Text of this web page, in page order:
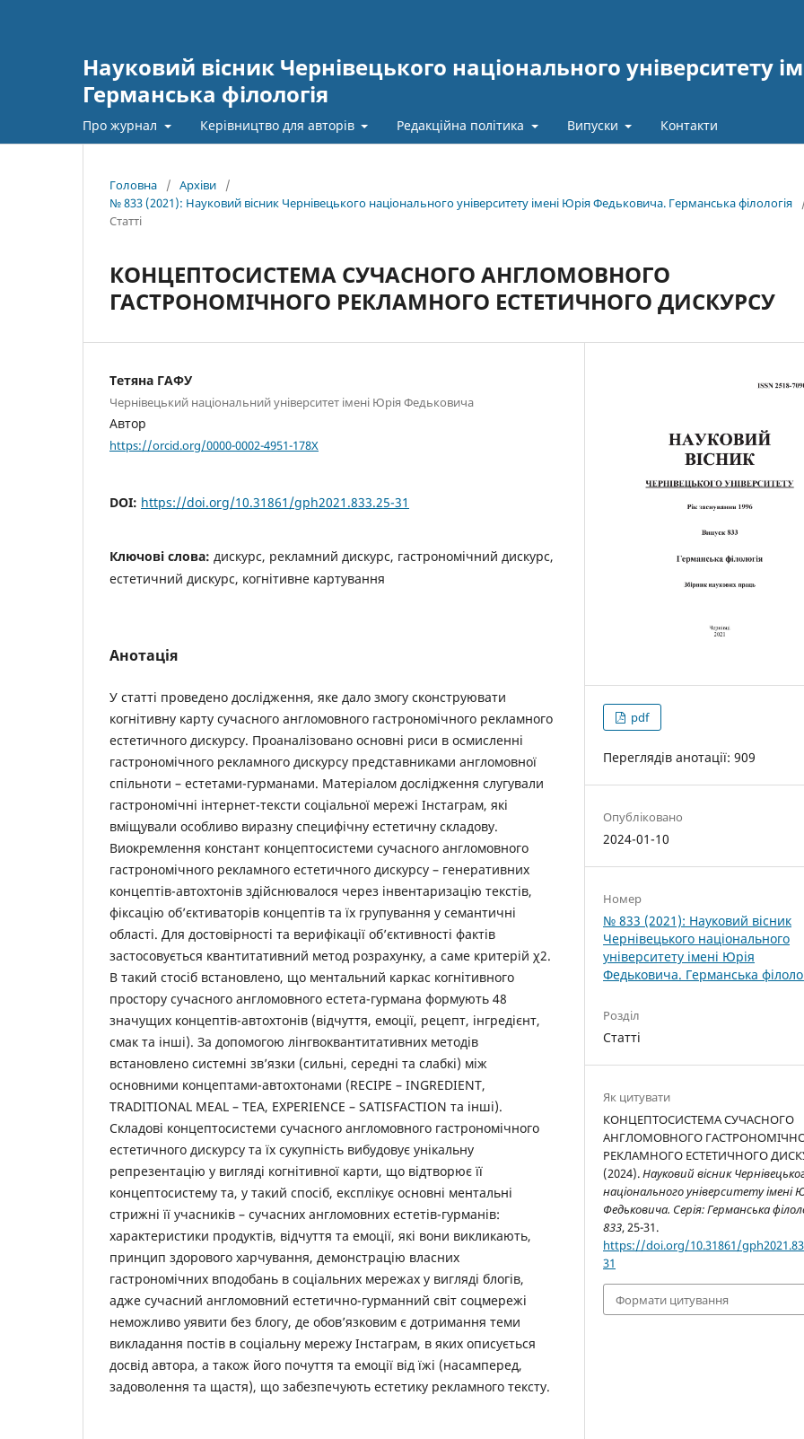
Науковий вісник Чернівецького національного університету
Германська філологія
Про журнал Керівництво для авторів Редакційна політика Випуски Контакти
Головна / Архіви
/
№ 833 (2021): Науковий вісник Чернівецького національного університету імені Юрія Федьковича. Германська філологія
Статті
КОНЦЕПТОСИСТЕМА СУЧАСНОГО АНГЛОМОВНОГО
ГАСТРОНОМІЧНОГО РЕКЛАМНОГО ЕСТЕТИЧНОГО ДИСКУРСУ
Тетяна ГАФУ
Чернівецький національний університет імені Юрія Федьковича
Автор
https://orcid.org/0000-0002-4951-178X
DOI: https://doi.org/10.31861/gph2021.833.25-31
Ключові слова: дискурс, рекламний дискурс, гастрономічний дискурс,
естетичний дискурс, когнітивне картування
Анотація
У статті проведено дослідження, яке дало змогу сконструювати
когнітивну карту сучасного англомовного гастрономічного рекламного
естетичного дискурсу. Проаналізовано основні риси в осмисленні
гастрономічного рекламного дискурсу представниками англомовної
спільноти – естетами-гурманами. Матеріалом дослідження слугували
гастрономічні інтернет-тексти соціальної мережі Інстаграм, які
вміщували особливо виразну специфічну естетичну складову.
Виокремлення констант концептосистеми сучасного англомовного
гастрономічного рекламного естетичного дискурсу – генеративних
концептів-автохтонів здійснювалося через інвентаризацію текстів,
фіксацію об’єктиваторів концептів та їх групування у семантичні
області. Для достовірності та верифікації об’єктивності фактів
застосовується квантитативний метод розрахунку, а саме критерій χ2.
В такий стосіб встановлено, що ментальний каркас когнітивного
простору сучасного англомовного естета-гурмана формують 48
значущих концептів-автохтонів (відчуття, емоції, рецепт, інгредієнт,
смак та інші). За допомогою лінгвоквантитативних методів
встановлено системні зв’язки (сильні, середні та слабкі) між
основними концептами-автохтонами (RECIPE – INGREDIENT,
TRADITIONAL MEAL – TEA, EXPERIENCE – SATISFACTION та інші).
Складові концептосистеми сучасного англомовного гастрономічного
естетичного дискурсу та їх сукупність вибудовує унікальну
репрезентацію у вигляді когнітивної карти, що відтворює її
концептосистему та, у такий спосіб, експлікує основні ментальні
стрижні її учасників – сучасних англомовних естетів-гурманів:
характеристики продуктів, відчуття та емоції, які вони викликають,
принцип здорового харчування, демонстрацію власних
гастрономічних вподобань в соціальних мережах у вигляді блогів,
адже сучасний англомовний естетично-гурманний світ соцмережі
неможливо уявити без блогу, де обов’язковим є дотримання теми
викладання постів в соціальну мережу Інстаграм, в яких описується
досвід автора, а також його почуття та емоції від їжі (насамперед,
задоволення та щастя), що забезпечують естетику рекламного тексту.
pdf
Переглядів анотації: 909
Опубліковано
2024-01-10
Номер
№ 833 (2021): Науковий вісник
Чернівецького національного
університету імені Юрія
Федьковича. Германська
Розділ
Статті
Як цитувати
КОНЦЕПТОСИСТЕМА СУЧАСНОГО
АНГЛОМОВНОГО
РЕКЛАМНОГО ЕСТЕТИЧНОГО
(2024).Науковий вісник
національного університету імені
Федьковича. Серія: Германська
833, 25-31.
https://doi.org/10.31861/
31
Формати цитування